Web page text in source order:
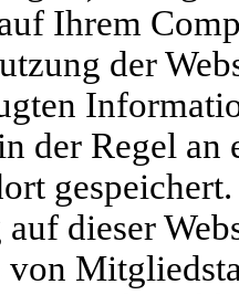
Ihrem
der
der Regel
dieser